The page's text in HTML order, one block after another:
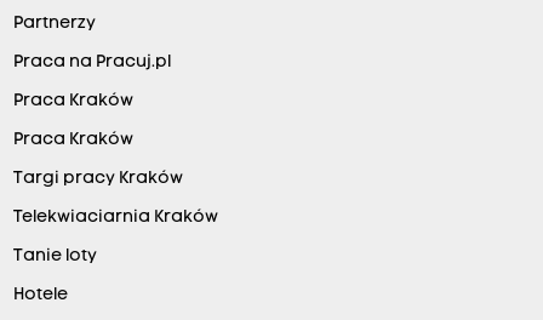
Partnerzy
Praca na Pracuj.pl
Praca Kraków
Praca Kraków
Targi pracy Kraków
Telekwiaciarnia Kraków
Tanie loty
Hotele